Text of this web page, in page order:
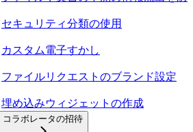
セキュリティ分類の使用
カスタム電子すかし
ファイルリクエストのブランド設定
埋め込みウィジェットの作成
コラボレータの招待